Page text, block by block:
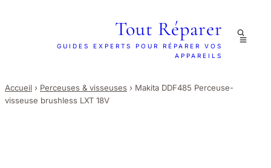
Tout Réparer
GUIDES EXPERTS POUR RÉPARER VOS
APPAREILS
Accueil › Perceuses & visseuses › Makita DDF485 Perceuse-
visseuse brushless LXT 18V